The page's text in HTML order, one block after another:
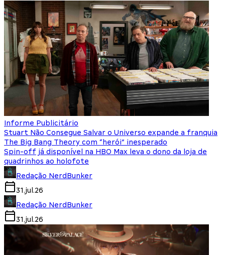
Informe Publicitário
Stuart Não Consegue Salvar o Universo expande a franquia
The Big Bang Theory com “herói” inesperado
Spin-off já disponível na HBO Max leva o dono da loja de
quadrinhos ao holofote
Redação NerdBunker
31.jul.26
Redação NerdBunker
31.jul.26